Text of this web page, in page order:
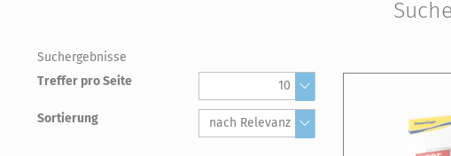
Suchergebnisse
Treffer pro Seite
10
Sortierung nach Relevanz